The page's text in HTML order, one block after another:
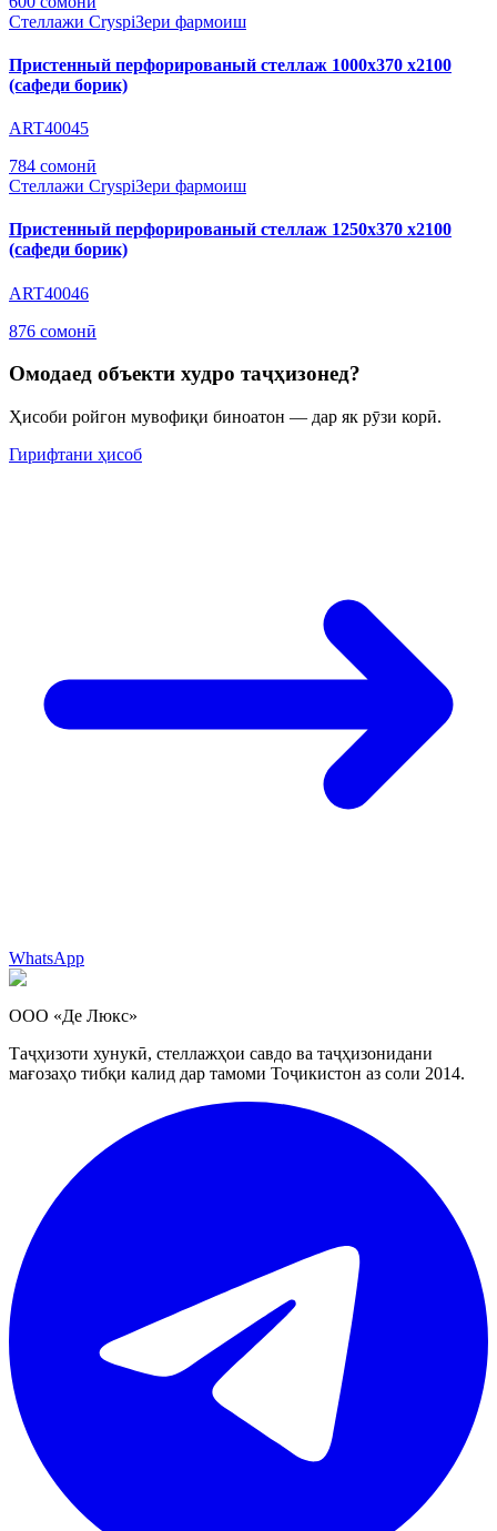
Стеллажи CryspiЗери фармоиш
Пристенный перфорированый стеллаж 1000х370 х2100
(сафеди борик)
ART40045
784 сомонӣ
Стеллажи CryspiЗери фармоиш
Пристенный перфорированый стеллаж 1250х370 х2100
(сафеди борик)
ART40046
876 сомонӣ
Омодаед объекти худро таҷҳизонед?
Ҳисоби ройгон мувофиқи биноатон — дар як рӯзи корӣ.
Гирифтани ҳисоб
WhatsApp
ООО «Де Люкс»
Таҷҳизоти хунукӣ, стеллажҳои савдо ва таҷҳизонидани
мағозаҳо тибқи калид дар тамоми Тоҷикистон аз соли 2014.